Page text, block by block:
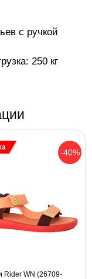
с ручкой
250 кг
-40%
Rider WN (26709-